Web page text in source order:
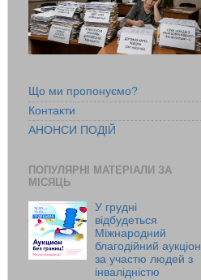
Що ми пропонуємо?
Контакти
АНОНСИ ПОДІЙ
ПОПУЛЯРНІ МАТЕРІАЛИ ЗА
МІСЯЦЬ
У грудні
відбудеться
Міжнародний
благодійний аукціон
за участю людей з
інвалідністю